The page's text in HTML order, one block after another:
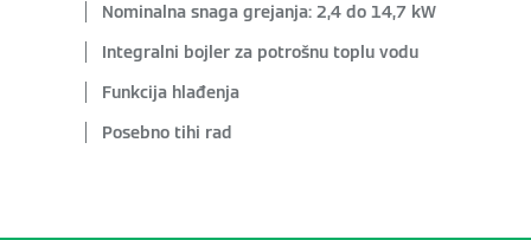
Nominalna snaga grejanja: 2,4 do 14,7 kW
Integralni bojler za potrošnu toplu vodu
Funkcija hlađenja
Posebno tihi rad